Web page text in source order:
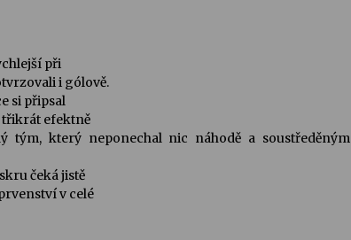
při
i gólově.
si připsal
třikrát efektně
tým, který neponechal nic náhodě a soustředěným
čeká jistě
v celé